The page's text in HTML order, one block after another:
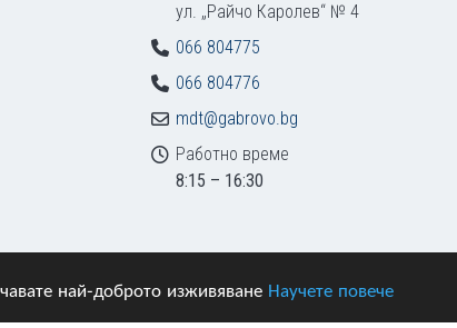
най-доброто изживяване Научете повече
ул. „Райчо Каролев“ № 4
066 804775
066 804776
mdt@gabrovo.bg
Работно време
8:15 – 16:30